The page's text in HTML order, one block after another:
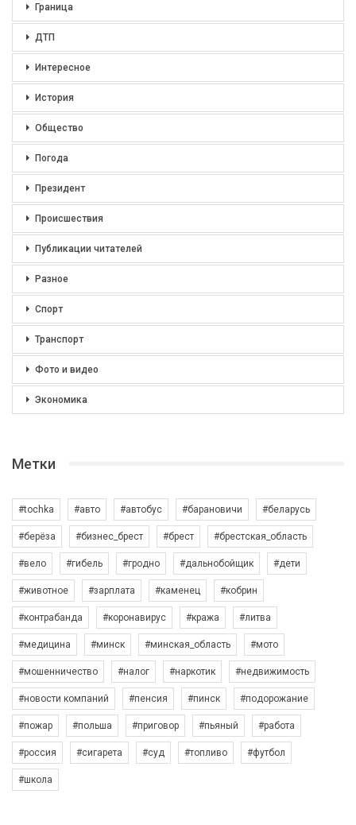
Граница
ДТП
Интересное
История
Общество
Погода
Президент
Происшествия
Публикации читателей
Разное
Спорт
Транспорт
Фото и видео
Экономика
Метки
#tochka #авто #автобус #барановичи #беларусь
#берёза #бизнес_брест #брест #брестская_область
#вело #гибель #гродно #дальнобойщик #дети
#животное #зарплата #каменец #кобрин
#контрабанда #коронавирус #кража #литва
#медицина #минск #минская_область #мото
#мошенничество #налог #наркотик #недвижимость
#новости компаний #пенсия #пинск #подорожание
#пожар #польша #приговор #пьяный #работа
#россия #сигарета #суд #топливо #футбол
#школа